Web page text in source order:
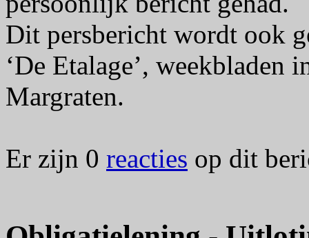
Dit persbericht wordt ook
‘De Etalage’, weekbladen
Margraten.
Er zijn 0 reacties op dit